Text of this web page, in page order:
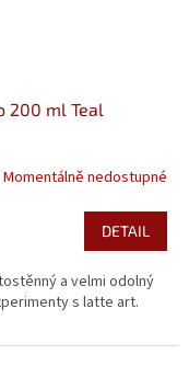
200 ml Teal
Momentálně nedostupné
DETAIL
a velmi odolný
s latte art.